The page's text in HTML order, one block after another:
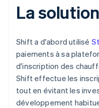
La solution
Shift a d'abord utilisé
paiements à sa
d'inscription des
Shift effectue les
tout en évitant les
développement